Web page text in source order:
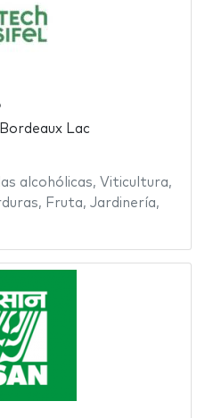
Lac
alcohólicas, Viticultura,
, Fruta, Jardinería,